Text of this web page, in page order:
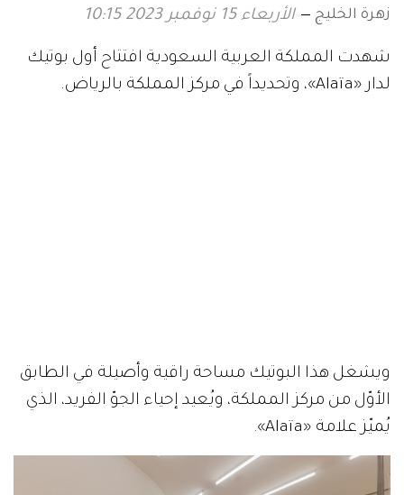
زهرة الخليج الأربعاء 15 نوفمبر 2023 10:15
شهدت المملكة العربية السعودية افتتاح أول بوتيك
لدار «Alaïa»، وتحديداً في مركز المملكة بالرياض.
ويشغل هذا البوتيك مساحة راقية وأصيلة في الطابق
الأوّل من مركز المملكة، ويُعيد إحياء الجوّ الفريد، الذي
يُميّز علامة «Alaïa».